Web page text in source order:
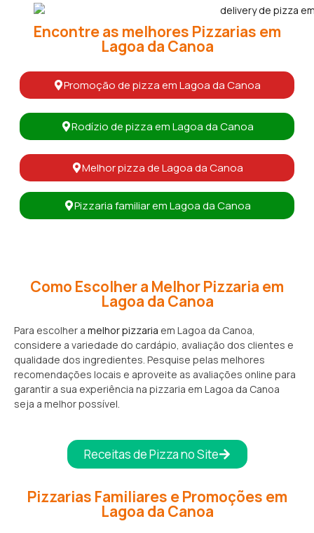
Encontre as melhores Pizzarias em
Lagoa da Canoa
Promoção de pizza em Lagoa da Canoa
Rodízio de pizza em Lagoa da Canoa
Melhor pizza de Lagoa da Canoa
Pizzaria familiar em Lagoa da Canoa
Como Escolher a Melhor Pizzaria em
Lagoa da Canoa
Para escolher a melhor pizzaria em Lagoa da Canoa,
considere a variedade do cardápio, avaliação dos clientes e
qualidade dos ingredientes. Pesquise pelas melhores
recomendações locais e aproveite as avaliações online para
garantir a sua experiência na pizzaria em Lagoa da Canoa
seja a melhor possível.
Receitas de Pizza no Site
Pizzarias Familiares e Promoções em
Lagoa da Canoa